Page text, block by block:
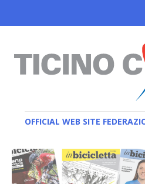
OFFICIAL WEB SITE